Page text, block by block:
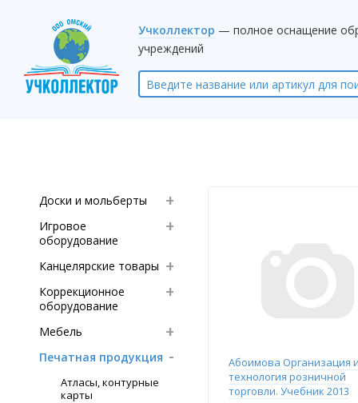
Учколлектор — полное оснащение
учреждений
Доски и мольберты
Игровое
оборудование
Канцелярские товары
Коррекционное
оборудование
Мебель
Печатная продукция
Атласы, контурные
карты
Абоимова Организация
технология розничной
торговли. Учебник 2013